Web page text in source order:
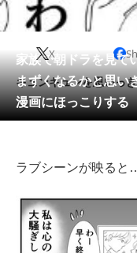
動物
会員記事
メディア
注目記事を集めた総合
進化するPCとデバイス
家族で朝ドラを見
まずくなるかと思い
漫画にほっこりする
X
キュンキュンを思いっ
ラブシーンが映る